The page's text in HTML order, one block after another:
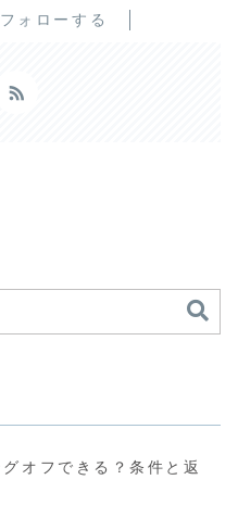
ォローする
オフできる？条件と返